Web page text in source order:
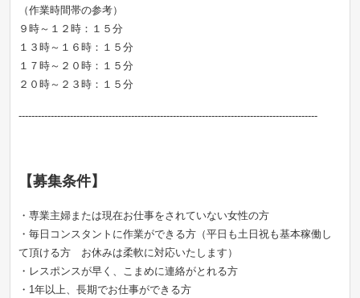
（作業時間帯の参考）
９時～１２時：１５分
１３時～１６時：１５分
１７時～２０時：１５分
２０時～２３時：１５分
---------------------------------------------------------------------------------------------
【募集条件】
・専業主婦または現在お仕事をされていない女性の方
・毎日コンスタントに作業ができる方（平日も土日祝も基本稼働し
て頂ける方 お休みは柔軟に対応いたします）
・レスポンスが早く、こまめに連絡がとれる方
・1年以上、長期でお仕事ができる方